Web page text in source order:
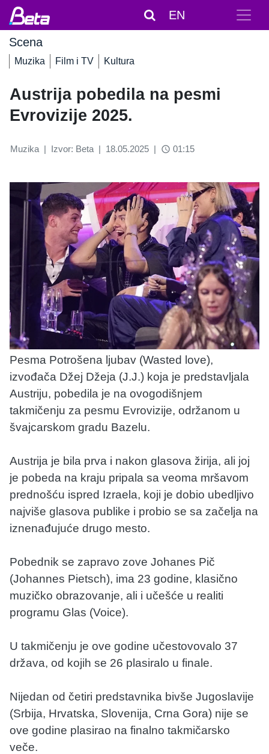
EN
Scena
Muzika Film i TV Kultura
Austrija pobedila na pesmi
Evrovizije 2025.
Muzika | Izvor: Beta | 18.05.2025 | access_time 01:15
Pesma Potrošena ljubav (Wasted love),
izvođača Džej Džeja (J.J.) koja je predstavljala
Austriju, pobedila je na ovogodišnjem
takmičenju za pesmu Evrovizije, održanom u
švajcarskom gradu Bazelu.
Austrija je bila prva i nakon glasova žirija, ali joj
je pobeda na kraju pripala sa veoma mršavom
prednošću ispred Izraela, koji je dobio ubedljivo
najviše glasova publike i probio se sa začelja na
iznenađujuće drugo mesto.
Pobednik se zapravo zove Johanes Pič
(Johannes Pietsch), ima 23 godine, klasično
muzičko obrazovanje, ali i učešće u realiti
programu Glas (Voice).
U takmičenju je ove godine učestovovalo 37
država, od kojih se 26 plasiralo u finale.
Nijedan od četiri predstavnika bivše Jugoslavije
(Srbija, Hrvatska, Slovenija, Crna Gora) nije se
ove godine plasirao na finalno takmičarsko
veče.